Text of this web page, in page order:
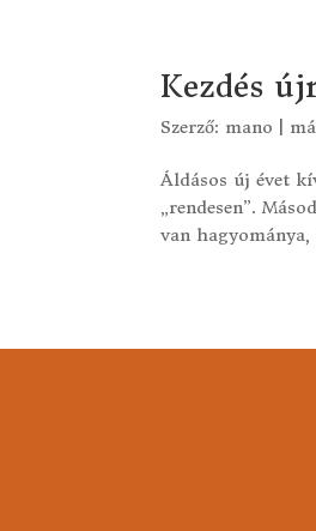
Kezdés
Szerző: mano
Áldásos új évet
„rendesen”.
van